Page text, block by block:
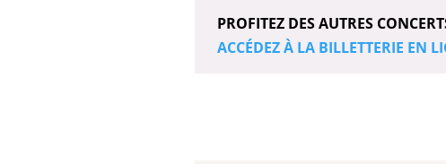
PROFITEZ DES AUTRES
ACCÉDEZ À LA BILLETTERIE EN